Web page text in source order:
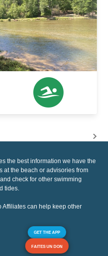
the best information we have the
at the beach or advisories from
check for other swimming
tides.
can help keep other
GET THE APP
FAITES UN DON